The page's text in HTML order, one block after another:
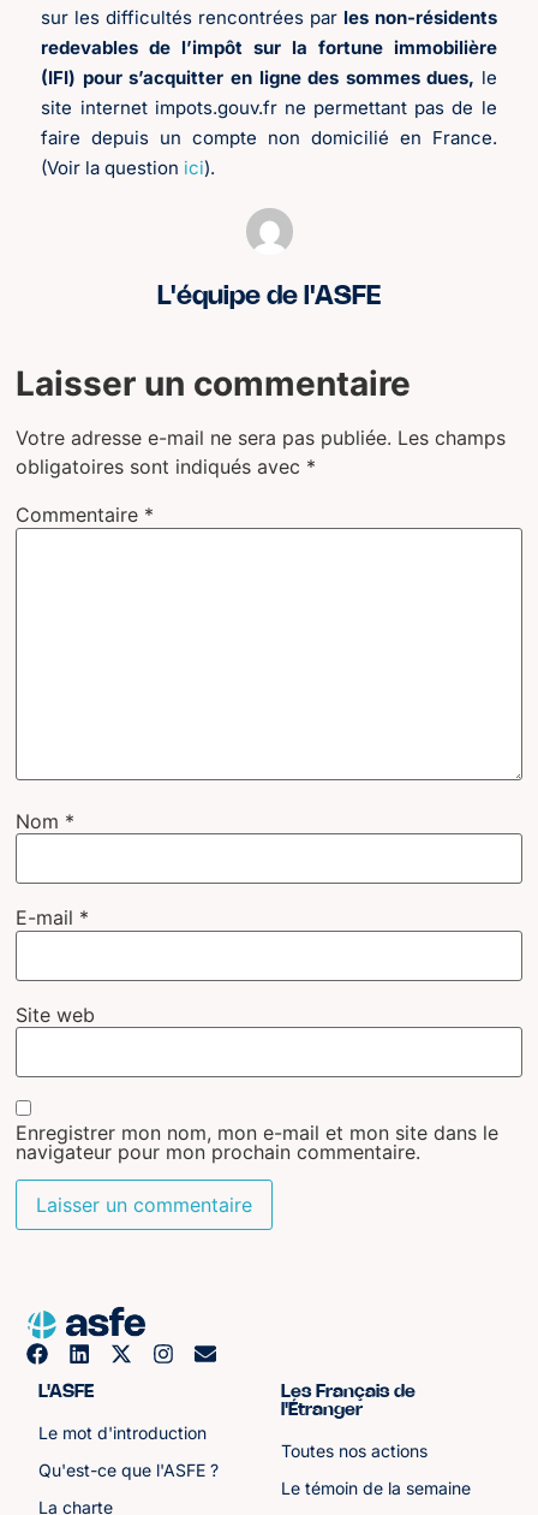
sur les difficultés rencontrées par les non-résidents
redevables de l’impôt sur la fortune immobilière
(IFI) pour s’acquitter en ligne des sommes dues, le
site internet impots.gouv.fr ne permettant pas de le
faire depuis un compte non domicilié en France.
(Voir la question ici).
L'équipe de l'ASFE
Laisser un commentaire
Votre adresse e-mail ne sera pas publiée. Les champs
obligatoires sont indiqués avec *
Commentaire *
Nom *
E-mail *
Site web
Enregistrer mon nom, mon e-mail et mon site dans le
navigateur pour mon prochain commentaire.
L'ASFE
Le mot d'introduction
Qu'est-ce que l'ASFE ?
La charte
Les Français de
l'Étranger
Toutes nos actions
Le témoin de la semaine